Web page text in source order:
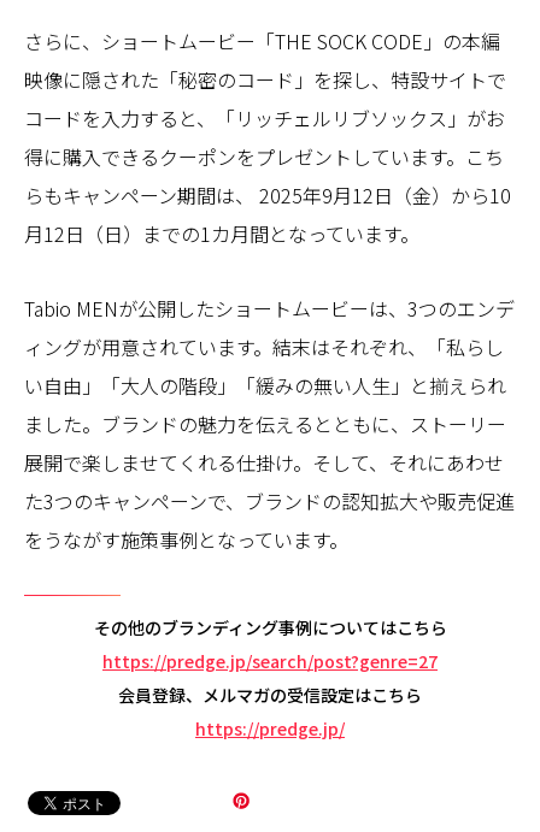
さらに、ショートムービー「THE SOCK CODE」の本編
映像に隠された「秘密のコード」を探し、特設サイトで
コードを入力すると、「リッチェルリブソックス」がお
得に購入できるクーポンをプレゼントしています。こち
らもキャンペーン期間は、 2025年9月12日（金）から10
月12日（日）までの1カ月間となっています。
Tabio MENが公開したショートムービーは、3つのエンデ
ィングが用意されています。結末はそれぞれ、「私らし
い自由」「大人の階段」「緩みの無い人生」と揃えられ
ました。ブランドの魅力を伝えるとともに、ストーリー
展開で楽しませてくれる仕掛け。そして、それにあわせ
た3つのキャンペーンで、ブランドの認知拡大や販売促進
をうながす施策事例となっています。
その他のブランディング事例についてはこちら
https://predge.jp/search/post?genre=27
会員登録、メルマガの受信設定はこちら
https://predge.jp/